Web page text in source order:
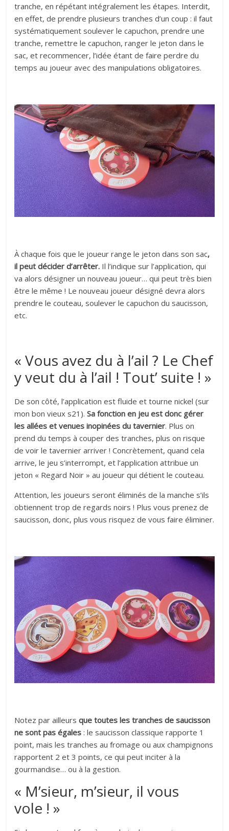
tranche, en répétant intégralement les étapes. Interdit,
en effet, de prendre plusieurs tranches d’un coup : il faut
systématiquement soulever le capuchon, prendre une
tranche, remettre le capuchon, ranger le jeton dans le
sac, et recommencer, l’idée étant de faire perdre du
temps au joueur avec des manipulations obligatoires.
À chaque fois que le joueur range le jeton dans son sac,
il peut décider d’arrêter. Il l’indique sur l’application, qui
va alors désigner un nouveau joueur… qui peut très bien
être le même ! Le nouveau joueur désigné devra alors
prendre le couteau, soulever le capuchon du saucisson,
etc.
« Vous avez du à l’ail ? Le Chef
y veut du à l’ail ! Tout’ suite ! »
De son côté, l’application est fluide et tourne nickel (sur
mon bon vieux s21).Sa fonction en jeu est donc gérer
les allées et venues inopinées du tavernier. Plus on
prend du temps à couper des tranches, plus on risque
de voir le tavernier arriver ! Concrètement, quand cela
arrive, le jeu s’interrompt, et l’application attribue un
jeton « Regard Noir » au joueur qui détient le couteau.
Attention, les joueurs seront éliminés de la manche s’ils
obtiennent trop de regards noirs ! Plus vous prenez de
saucisson, donc, plus vous risquez de vous faire éliminer.
Notez par ailleursque toutes les tranches de saucisson
ne sont pas égales : le saucisson classique rapporte 1
point, mais les tranches au fromage ou aux champignons
rapportent 2 et 3 points, ce qui peut inciter à la
gourmandise… ou à la gestion.
« M’sieur, m’sieur, il vous
vole ! »